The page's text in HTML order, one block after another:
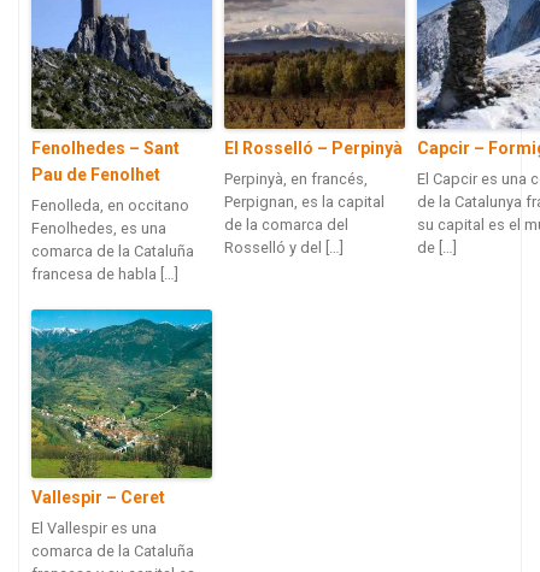
Fenolhedes – Sant
Pau de Fenolhet
Fenolleda, en occitano
Fenolhedes, es una
comarca de la Cataluña
francesa de habla […]
El Rosselló – Perpinyà
Perpinyà, en francés,
Perpignan, es la capital
de la comarca del
Rosselló y del […]
Capcir –
El Capcir es una
de la Catalunya
su capital es el
de […]
Vallespir – Ceret
El Vallespir es una
comarca de la Cataluña